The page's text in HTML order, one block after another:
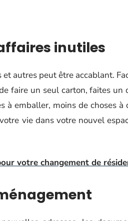
inutiles
autres peut être accablant.
faire un seul carton, faites un
à emballer, moins de choses à
vie dans votre nouvel
votre changement de